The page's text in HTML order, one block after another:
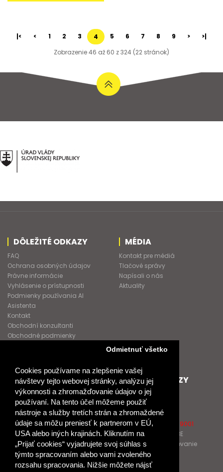
Cookies používame na zlepšenie vašej
návštevy tejto webovej stránky, analýzu jej
výkonnosti a zhromažďovanie údajov o jej
používaní. Na tento účel môžeme použiť
nástroje a služby tretích strán a zhromaždené
údaje sa môžu preniesť k partnerom v EÚ,
USA alebo iných krajinách. Kliknutím na
„Prijať cookies“ vyjadrujete svoj súhlas s
týmto spracovaním alebo vami zvoleného
rozsahu spracovania. Nižšie môžete nájsť
Odmietnuť všetko
|< < 1 2 3 4 5 6 7 8 9 >
>|
Zobrazenie 46 až 60 z 324 (22 stránok)
DÔLEŽITÉ ODKAZY
FAQ
Ochrana osobných údajov
Právne informácie
Vyhlásenie o prístupnosti
Podmienky používania AI
Asistenta
Kontakt
Obchodní konzultanti
Obchodné podmienky
MÉDIA
Kontakt pre médiá
Tlačové správy
Napísali o nás
Aktuality
SPOLUPRACUJEME
Podporujeme
Naše projekty
Spolupracujeme
Pošlite nám správu
ĎALŠIE ODKAZY
O Raabe
O Klett
Naši autori
Certifikát kvality ISO 9001
Klientska zóna RAABE
Katalógy na prelistovanie
NÁKUP